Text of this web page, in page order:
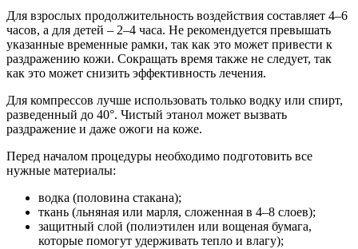
Для взрослых продолжительность воздействия составляет 4‒6
часов, а для детей ‒ 2‒4 часа. Не рекомендуется превышать
указанные временные рамки, так как это может привести к
раздражению кожи. Сокращать время также не следует, так
как это может снизить эффективность лечения.
Для компрессов лучше использовать только водку или спирт,
разведенный до 40°. Чистый этанол может вызвать
раздражение и даже ожоги на коже.
Перед началом процедуры необходимо подготовить все
нужные материалы:
водка (половина стакана);
ткань (льняная или марля, сложенная в 4‒8 слоев);
защитный слой (полиэтилен или вощеная бумага,
которые помогут удерживать тепло и влагу);